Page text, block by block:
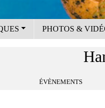
PHOTOS &
ÉVÈNEMENTS